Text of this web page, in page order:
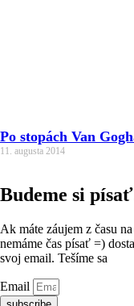
Po stopách Van
11. augusta 2014
Budeme si
Ak máte záujem z času
nemáme čas písať =)
svoj email. Tešíme sa
Email